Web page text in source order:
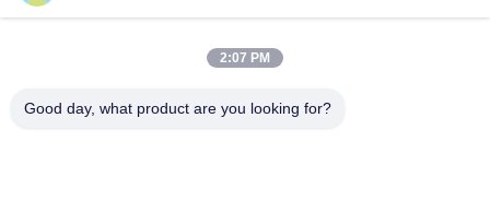
2:07 PM
Good day, what product are you looking for?